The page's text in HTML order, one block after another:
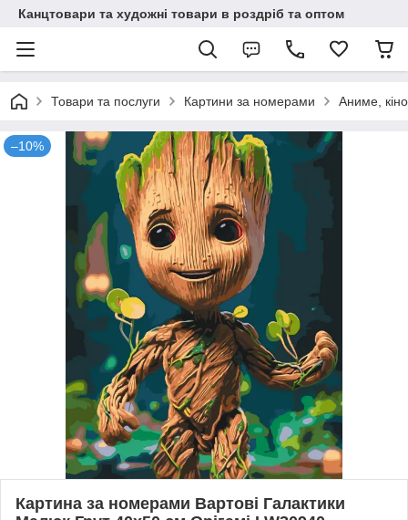
Канцтовари та художні товари в роздріб та оптом
Товари та послуги Картини за номерами Аниме,
–10%
Картина за номерами Вартові Галактики